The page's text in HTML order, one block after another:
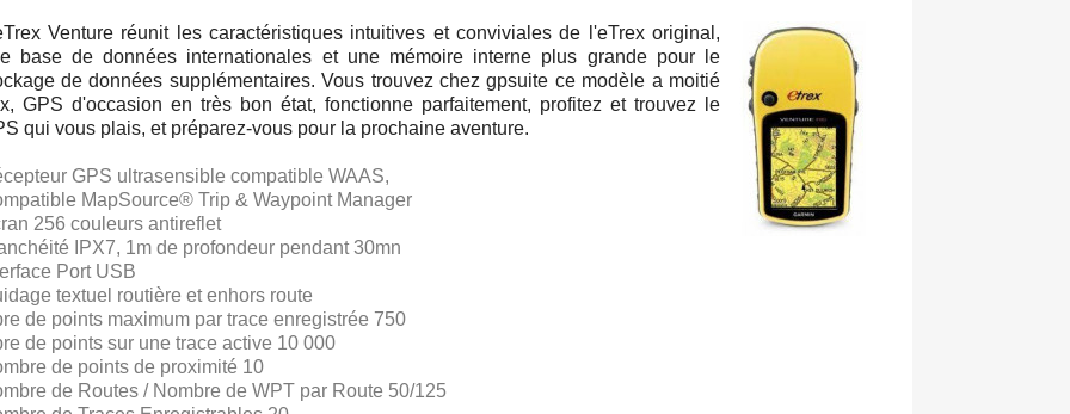
Venture réunit les caractéristiques intuitives et conviviales de l'eTrex original,
base de données internationales et une mémoire interne plus grande pour le
de données supplémentaires.Vous trouvez chez gpsuite ce modèle a moitié
GPS d'occasion en très bon état, fonctionne parfaitement, profitez et trouvez le
qui vous plais, et préparez-vous pour la prochaine aventure.
GPS ultrasensible compatible WAAS,
MapSource® Trip & Waypoint Manager
256 couleurs antireflet
IPX7, 1m de profondeur pendant 30mn
Port USB
textuel routière et enhors route
de points maximum par trace enregistrée 750
de points sur une trace active 10 000
de points de proximité 10
de Routes / Nombre de WPT par Route 50/125